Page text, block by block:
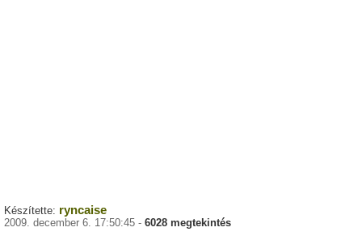
Készítette: ryncaise
2009. december 6. 17:50:45 - 6028 megtekintés